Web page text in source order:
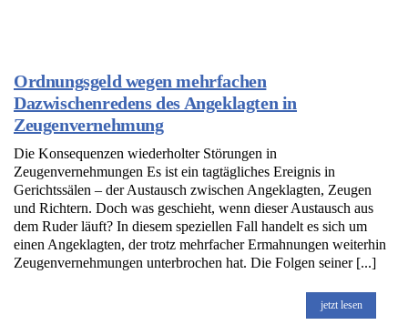
Ordnungsgeld wegen mehrfachen
Dazwischenredens des Angeklagten in
Zeugenvernehmung
Die Konsequenzen wiederholter Störungen in
Zeugenvernehmungen Es ist ein tagtägliches Ereignis in
Gerichtssälen – der Austausch zwischen Angeklagten, Zeugen
und Richtern. Doch was geschieht, wenn dieser Austausch aus
dem Ruder läuft? In diesem speziellen Fall handelt es sich um
einen Angeklagten, der trotz mehrfacher Ermahnungen weiterhin
Zeugenvernehmungen unterbrochen hat. Die Folgen seiner [...]
jetzt lesen